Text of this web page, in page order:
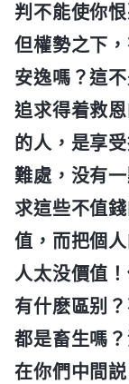
判不能使你
但權勢之下
安逸嗎？這
追求得着救
的人，是享
難處，没有
求這些不值
值，而把個
人太没價值
有什麽區别
都是畜生嗎
在你們中間